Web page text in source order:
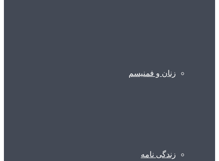
زنان و فمنیسم
زندگی نامه